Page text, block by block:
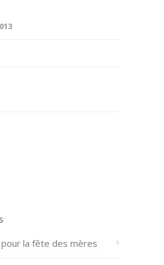
la fête des mères